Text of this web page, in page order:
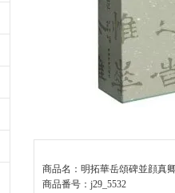
商品名：明拓華岳頌碑並顔真
商品番号：j29_5532